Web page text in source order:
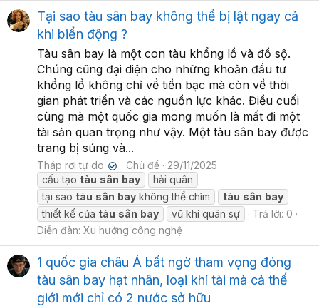
Tại sao tàu sân bay không thể bị lật ngay cả
khi biển động ?
Tàu sân bay là một con tàu khổng lồ và đồ sộ.
Chúng cũng đại diện cho những khoản đầu tư
khổng lồ không chỉ về tiền bạc mà còn về thời
gian phát triển và các nguồn lực khác. Điều cuối
cùng mà một quốc gia mong muốn là mất đi một
tài sản quan trọng như vậy. Một tàu sân bay được
trang bị súng và...
Tháp rơi tự do ✔ Chủ đề
29/11/2025
cấu tạo tàu sân bay
hải quân
tại sao tàu sân bay không thể chìm tàu sân bay
thiết kế của tàu sân bay vũ khí quân sự
Trả lời: 0
Diễn đàn: Xu hướng công nghệ
1 quốc gia châu Á bất ngờ tham vọng đóng
tàu sân bay hạt nhân, loại khí tài mà cả thế
giới mới chỉ có 2 nước sở hữu